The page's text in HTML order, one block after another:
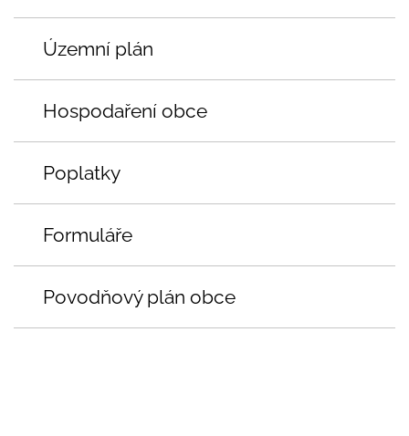
Územní plán
Hospodaření obce
Poplatky
Formuláře
Povodňový plán obce